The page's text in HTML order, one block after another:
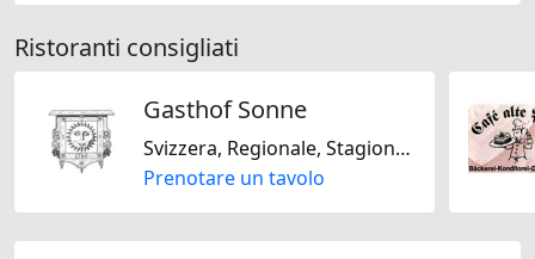
Ristoranti consigliati
Gasthof Sonne
Svizzera, Regionale, Stagionale, Mediterranea, Senza lattosio, Senza glutine
Prenotare un tavolo